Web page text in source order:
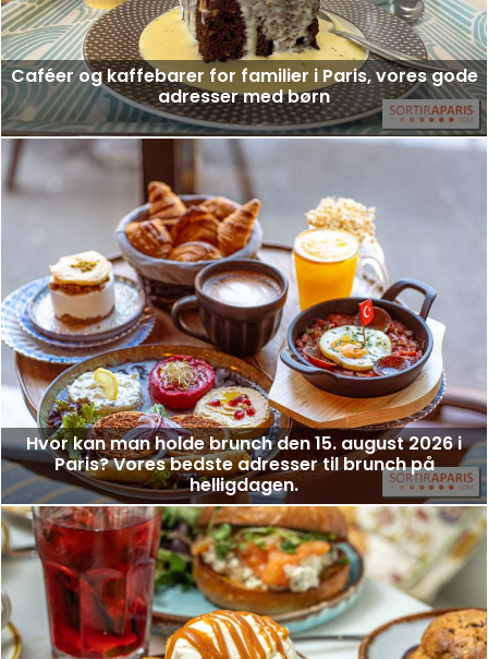
Caféer og kaffebarer for familier i Paris, vores gode
adresser med børn
Hvor kan man holde brunch den 15. august 2026 i
Paris? Vores bedste adresser til brunch på
helligdagen.